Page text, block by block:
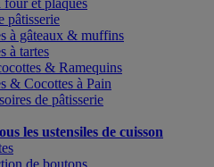
four et plaques
pâtisserie
à gâteaux & muffins
à tartes
& Ramequins
& Cocottes à Pain
de pâtisserie
les ustensiles de cuisson
de boutons